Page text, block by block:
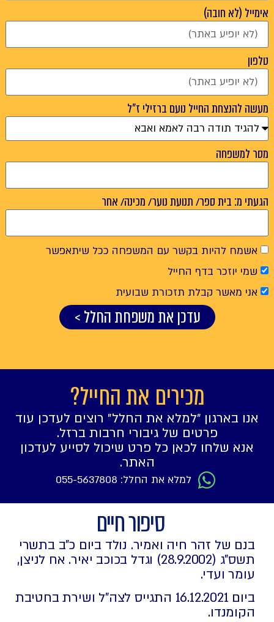
אימייל (לא חובה)
טלפון
מעשה להנצחת החייל נועם ברזילי ז"ל
מסר למשפחה
הגעתי מ: בית ספר/ תנועת נוער/ מכינה/ אחר
אשמח להיות בקשר עם המשפחה ככל שיתאפשר
שמי יוזכר בדף החייל
אני מאשר קבלת תזכורת שבועית
עדכן את משפחת החלל >
מכירים את החייל?
אנו בארגון ״למלא את החלל״ רוצים לעדכן עוד
פרטים של גיבורי חרבות ברזל.
אנא שלחו לכאן כל פרט שיכול לסייע לעדכון
האתר.
למלא את החלל: 055-5637808
סיפור חיים
בנם של זהר חיה ואמיר. נולד ביום כ"ב בתשרי
תשס"ג (28.9.2002) וגדל בכוכב יאיר. אח לניצן,
עומר ועדי.
ביום 16.12.2021 התגייס לצה"ל ושירת בחטיבת
הקומנדו.